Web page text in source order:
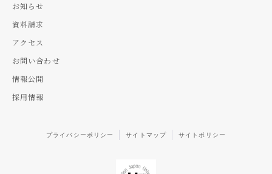
お知らせ
資料請求
アクセス
お問い合わせ
情報公開
採用情報
プライバシーポリシー サイトマップ サイトポリシー